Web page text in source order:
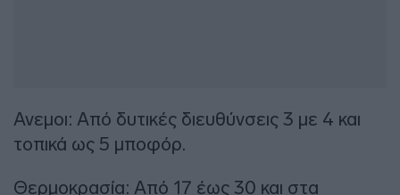
Ανεμοι: Από δυτικές διευθύνσεις 3 με 4 και
τοπικά ως 5 μποφόρ.
Θερμοκρασία: Από 17 έως 30 και στα